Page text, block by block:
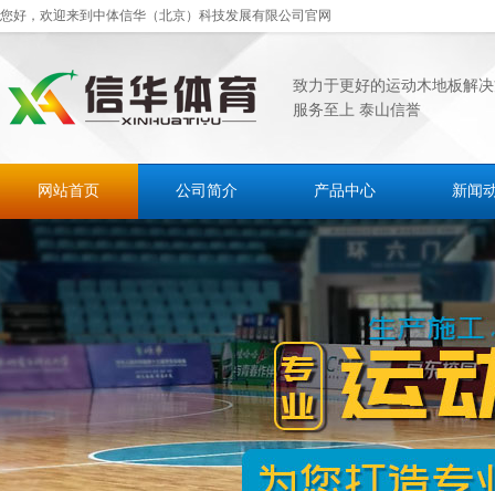
您好，欢迎来到中体信华（北京）科技发展有限公司官网
致力于更好的运动木地板解
服务至上 泰山信誉
网站首页 公司简介 产品中心 新闻